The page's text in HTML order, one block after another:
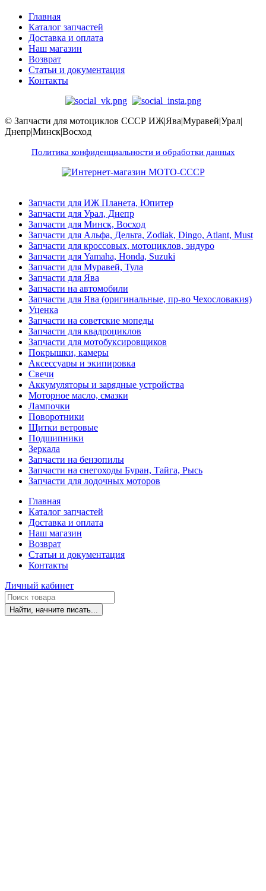
Главная
Каталог запчастей
Доставка и оплата
Наш магазин
Возврат
Статьи и документация
Контакты
© Запчасти для мотоциклов СССР ИЖ|Ява|Муравей|Урал|
Днепр|Минск|Восход
Политика конфиденциальности и обработки данных
Запчасти для ИЖ Планета, Юпитер
Запчасти для Урал, Днепр
Запчасти для Минск, Восход
Запчасти для Альфа, Дельта, Zodiak, Dingo, Atlant, Must
Запчасти для кроссовых, мотоциклов, эндуро
Запчасти для Yamaha, Honda, Suzuki
Запчасти для Муравей, Тула
Запчасти для Ява
Запчасти на автомобили
Запчасти для Ява (оригинальные, пр-во Чехословакия)
Уценка
Запчасти на советские мопеды
Запчасти для квадроциклов
Запчасти для мотобуксировщиков
Покрышки, камеры
Аксессуары и экипировка
Свечи
Аккумуляторы и зарядные устройства
Моторное масло, смазки
Лампочки
Поворотники
Щитки ветровые
Подшипники
Зеркала
Запчасти на бензопилы
Запчасти на снегоходы Буран, Тайга, Рысь
Запчасти для лодочных моторов
Главная
Каталог запчастей
Доставка и оплата
Наш магазин
Возврат
Статьи и документация
Контакты
Личный кабинет
Найти, начните писать...